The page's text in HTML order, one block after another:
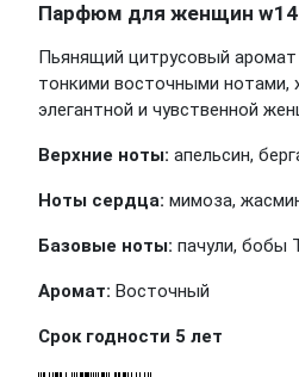
Парфюм для женщин
Пьянящий цитрусовый аромат
тонкими восточными нотами,
элегантной и чувственной
Верхние ноты: апельсин,
Ноты сердца: мимоза,
Базовые ноты: пачули, бобы
Аромат: Восточный
Срок годности 5 лет